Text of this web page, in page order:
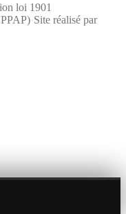
loi 1901
·Site réalisé par